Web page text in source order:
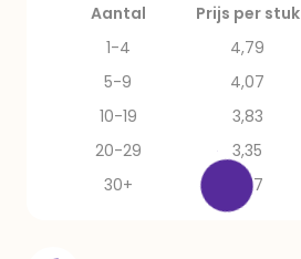
Aantal Prijs per stuk
1-4
4,79
5-9
4,07
10-19
3,83
20-29
3,35
30+
2,87